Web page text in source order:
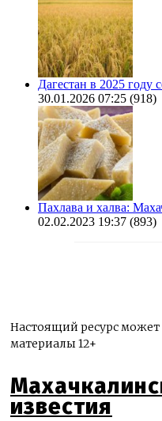
Дагестан в 2025 году
30.01.2026 07:25 (918)
Пахлава и халва:
02.02.2023 19:37 (893)
Настоящий ресурс может
материалы 12+
известия